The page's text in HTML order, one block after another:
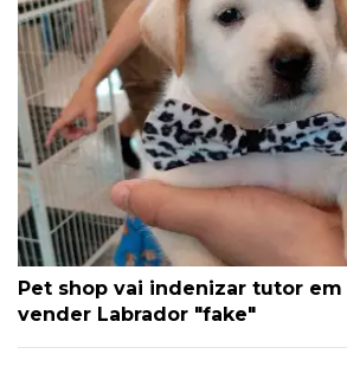
Pet shop vai indenizar tutor em
vender Labrador "fake"